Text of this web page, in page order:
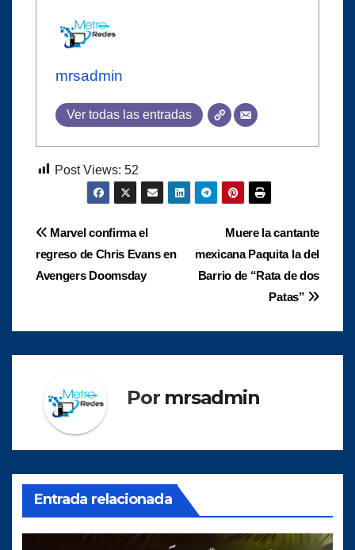
mrsadmin
Ver todas las entradas
Post Views: 52
Navegación
de
Muere la cantante
mexicana Paquita la del
Barrio de “Rata de dos
Patas”
Marvel confirma el
regreso de Chris Evans en
Avengers Doomsday
Por mrsadmin
Entrada relacionada